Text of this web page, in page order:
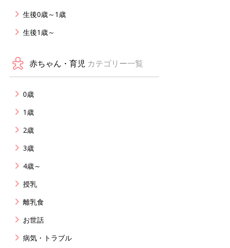
生後0歳～1歳
生後1歳～
赤ちゃん・育児 カテゴリー一覧
0歳
1歳
2歳
3歳
4歳～
授乳
離乳食
お世話
病気・トラブル